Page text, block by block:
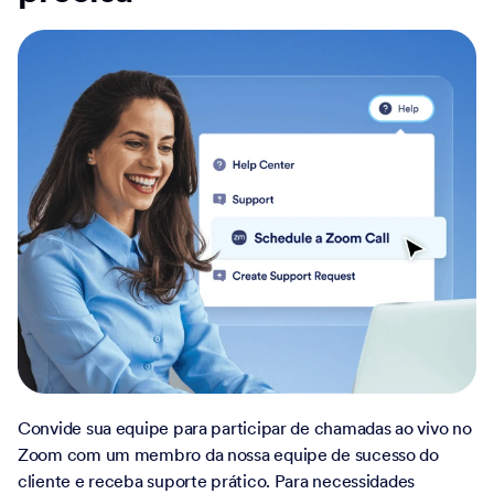
Convide sua equipe para participar de chamadas ao vivo no
Zoom com um membro da nossa equipe de sucesso do
cliente e receba suporte prático. Para necessidades